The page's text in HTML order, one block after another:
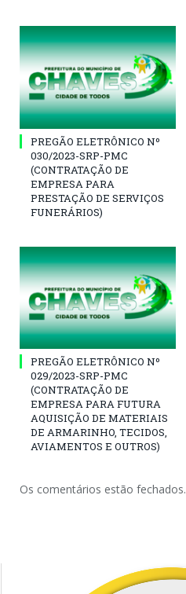
PREGÃO ELETRÔNICO Nº
030/2023-SRP-PMC
(CONTRATAÇÃO DE
EMPRESA PARA
PRESTAÇÃO DE SERVIÇOS
FUNERÁRIOS)
PREGÃO ELETRÔNICO Nº
029/2023-SRP-PMC
(CONTRATAÇÃO DE
EMPRESA PARA FUTURA
AQUISIÇÃO DE MATERIAIS
DE ARMARINHO, TECIDOS,
AVIAMENTOS E OUTROS)
Os comentários estão fechados.